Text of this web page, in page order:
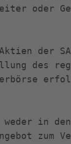
oder
der
des
weder in
zum